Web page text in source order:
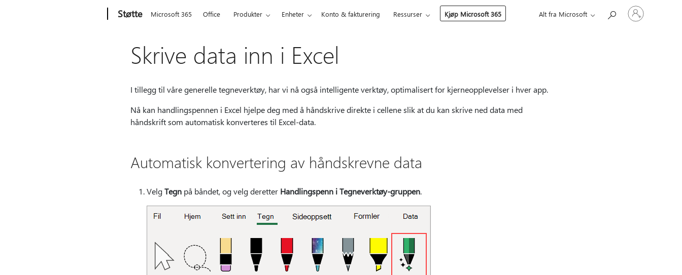
Støtte Microsoft 365 Office Produkter Enheter Konto & fakturering Ressurser Kjøp Microsoft 365 Alt fra Microsoft
Logg
på
kontoen
Skrive data inn i Excel
I tillegg til våre generelle tegneverktøy, har vi nå også intelligente verktøy, optimalisert for kjerneopplevelser i hver app.
Nå kan handlingspennen i Excel hjelpe deg med å håndskrive direkte i cellene slik at du kan skrive ned data med
håndskrift som automatisk konverteres til Excel-data.
Automatisk konvertering av håndskrevne data
VelgTegnpå båndet, og velg deretter Handlingspenn i Tegneverktøy-gruppen.